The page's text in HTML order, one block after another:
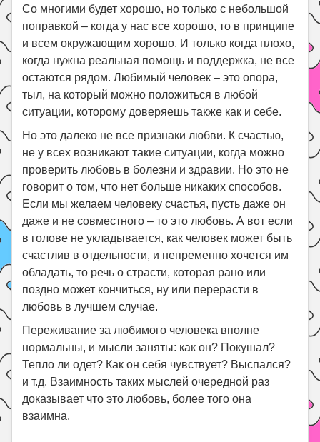
Со многими будет хорошо, но только с небольшой
поправкой – когда у нас все хорошо, то в принципе
и всем окружающим хорошо. И только когда плохо,
когда нужна реальная помощь и поддержка, не все
остаются рядом. Любимый человек – это опора,
тыл, на который можно положиться в любой
ситуации, которому доверяешь также как и себе.
Но это далеко не все признаки любви. К счастью,
не у всех возникают такие ситуации, когда можно
проверить любовь в болезни и здравии. Но это не
говорит о том, что нет больше никаких способов.
Если мы желаем человеку счастья, пусть даже он
даже и не совместного – то это любовь. А вот если
в голове не укладывается, как человек может быть
счастлив в отдельности, и непременно хочется им
обладать, то речь о страсти, которая рано или
поздно может кончиться, ну или перерасти в
любовь в лучшем случае.
Переживание за любимого человека вполне
нормальны, и мысли заняты: как он? Покушал?
Тепло ли одет? Как он себя чувствует? Выспался?
и т.д. Взаимность таких мыслей очередной раз
доказывает что это любовь, более того она
взаимна.